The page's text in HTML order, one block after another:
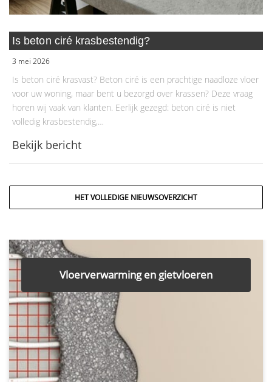
Is beton ciré krasbestendig?
3 mei 2026
Is beton ciré krasvast? Beton ciré is een prachtige naadloze vloer
voor uw woning, maar bent u bezorgd over krassen? Deze vraag
horen wij vaak van klanten. Eerlijk gezegd: beton ciré is niet
volledig krasbestendig,…
Bekijk bericht
HET VOLLEDIGE NIEUWSOVERZICHT
Vloerverwarming en gietvloeren